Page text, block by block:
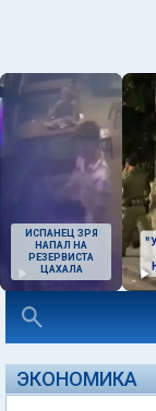
ИСПАНЕЦ ЗРЯ
НАПАЛ НА
РЕЗЕРВИСТА
ЦАХАЛА
ЭКОНОМИКА